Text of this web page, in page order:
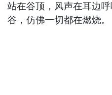
站在谷顶，风声在耳边
谷，仿佛一切都在燃烧。